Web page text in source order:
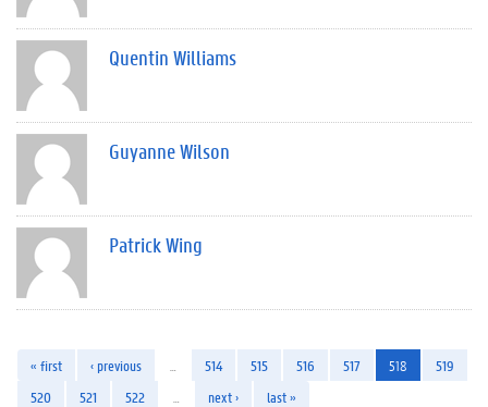
Quentin Williams
Guyanne Wilson
Patrick Wing
« first ‹ previous 514 515 516 517 518
519
520
521 522 next › last »